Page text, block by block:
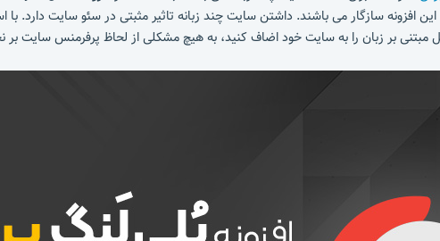
افزونه سازگار می باشند. داشتن سایت چند زبانه تاثیر مثبتی در سئو سایت دارد. با
بر زبان را به سایت خود اضاف کنید، به هیچ مشکلی از لحاظ پرفرمنس سایت بر